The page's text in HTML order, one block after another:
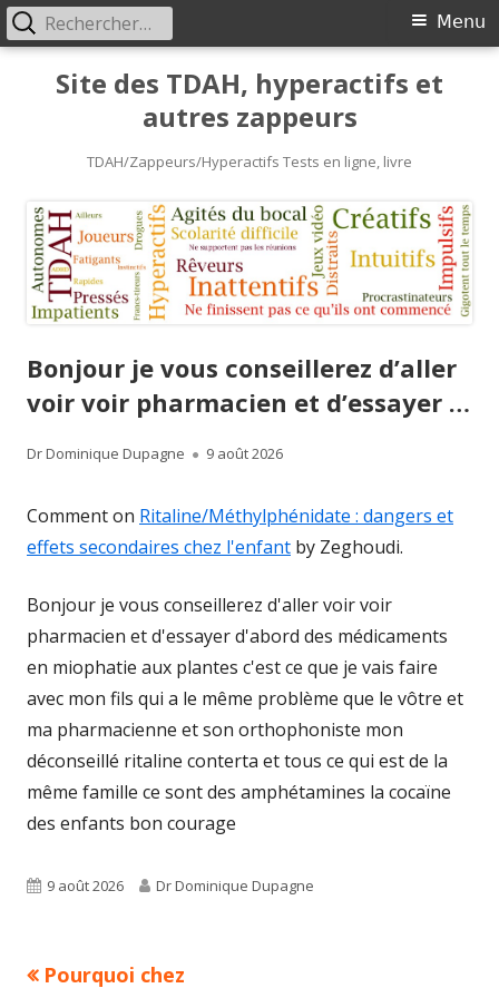
Site des TDAH, hyperactifs et
autres zappeurs
TDAH/Zappeurs/Hyperactifs Tests en ligne, livre
Primary
Menu
Menu
Rechercher :
Bonjour je vous conseillerez d’aller
voir voir pharmacien et d’essayer …
Author
Dr Dominique Dupagne
Published
9 août 2026
Comment on Ritaline/Méthylphénidate : dangers et
effets secondaires chez l'enfant by Zeghoudi.
Bonjour je vous conseillerez d'aller voir voir
pharmacien et d'essayer d'abord des médicaments
en miophatie aux plantes c'est ce que je vais faire
avec mon fils qui a le même problème que le vôtre et
ma pharmacienne et son orthophoniste mon
déconseillé ritaline conterta et tous ce qui est de la
même famille ce sont des amphétamines la cocaïne
des enfants bon courage
Published
9 août 2026 Author
Dr Dominique Dupagne
Navigation
Previous
Pourquoi chez